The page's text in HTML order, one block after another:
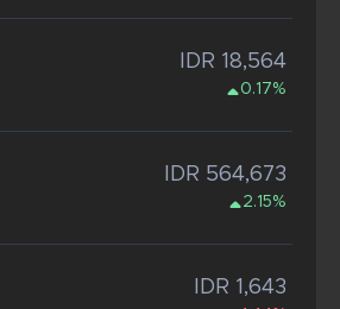
IDR 18,564
0.17%
IDR 564,673
2.15%
IDR 1,643